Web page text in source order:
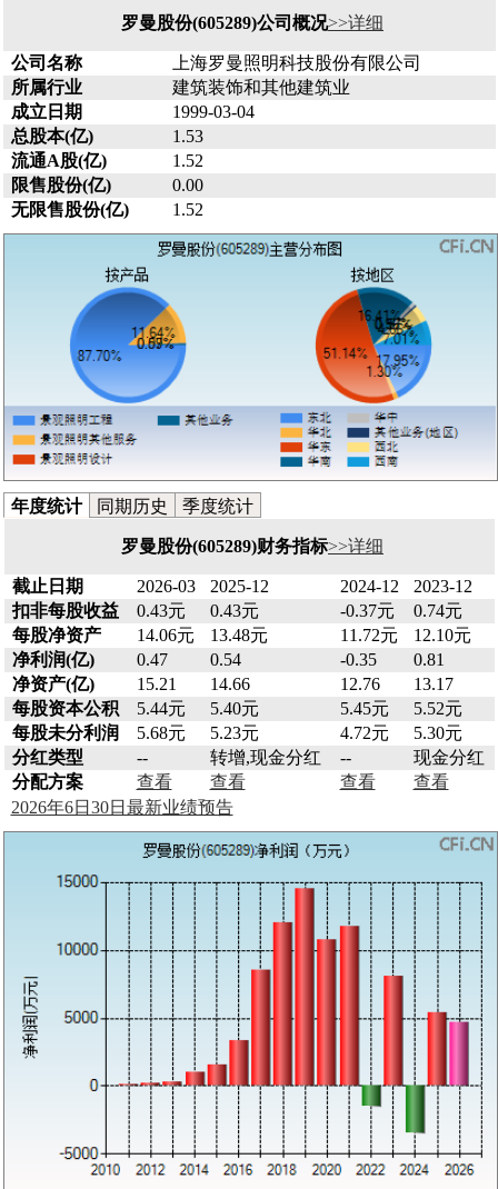
罗曼股份(605289)公司概况>>详细
公司名称
上海罗曼照明科技股份有限公司
所属行业
建筑装饰和其他建筑业
成立日期
1999-03-04
总股本(亿)
1.53
流通A股(亿)
1.52
限售股份(亿)
0.00
无限售股份(亿)
1.52
年度统计 同期历史 季度统计
罗曼股份(605289)财务指标>>详细
截止日期 2026-03 2025-12 2024-12
2023-12
扣非每股收益
0.43元 0.43元 -0.37元
0.74元
每股净资产
14.06元 13.48元 11.72元
12.10元
净利润(亿)
0.47 0.54 -0.35
0.81
净资产(亿)
15.21 14.66 12.76
13.17
每股资本公积
5.44元 5.40元 5.45元
5.52元
每股未分利润
5.68元 5.23元 4.72元
5.30元
分红类型
-- 转增,现金分红 --
现金分红
分配方案
查看 查看 查看
查看
2026年6日30日最新业绩预告